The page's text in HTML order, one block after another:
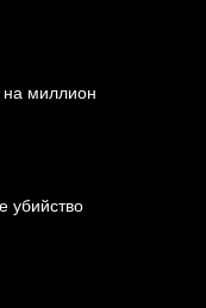
на миллион
убийство